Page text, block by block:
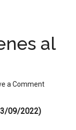
al
a Comment
09/2022)